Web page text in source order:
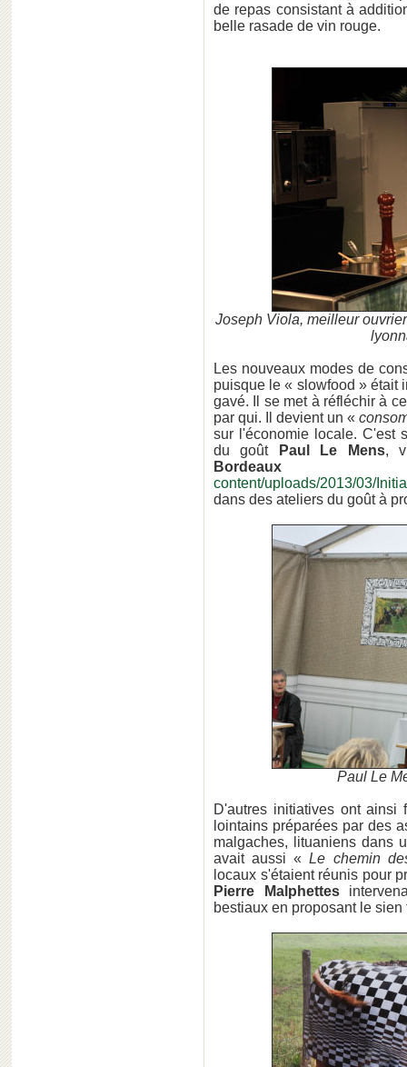
de repas consistant à
belle rasade de vin rouge.
Joseph Viola, meilleur
Les nouveaux modes de
puisque le « slowfood » était
gavé. Il se met à réfléchir à
par qui. Il devient un «
sur l'économie locale. C'est
du goût
Paul Le Mens,
Bordeaux
content/uploads/2013/03/
dans des ateliers du goût à
Paul Le
D'autres initiatives ont ainsi
lointains préparées par des
malgaches, lituaniens dans
avait aussi «Le chemin
locaux s'étaient réunis pour
Pierre Malphettes
bestiaux en proposant le